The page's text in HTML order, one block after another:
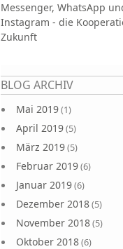
Messenger, WhatsApp
Instagram - die
Zukunft
BLOG ARCHIV
Mai 2019(1)
April 2019(5)
März 2019(5)
Februar 2019(6)
Januar 2019(6)
Dezember 2018(5)
November 2018(5)
Oktober 2018(6)
Seiten